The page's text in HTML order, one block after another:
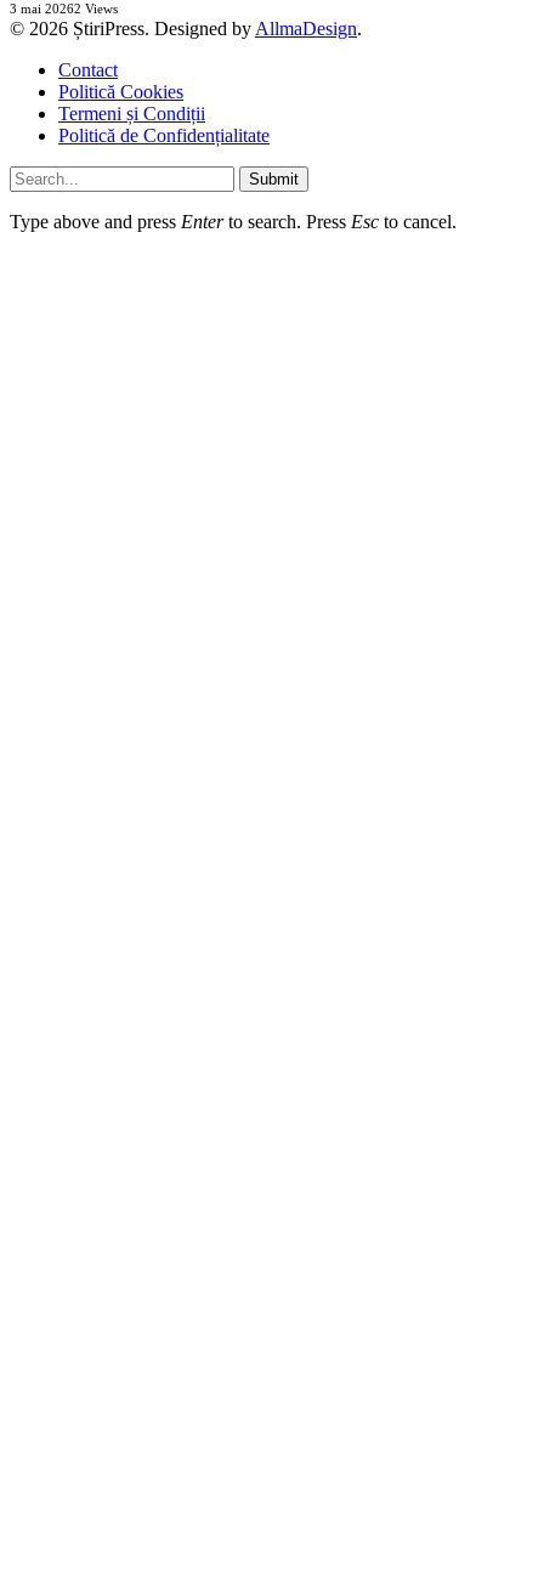
3 mai 20262 Views
© 2026 ȘtiriPress. Designed by AllmaDesign.
Contact
Politică Cookies
Termeni și Condiții
Politică de Confidențialitate
Submit
Type above and press Enterto search. Press Esc to cancel.